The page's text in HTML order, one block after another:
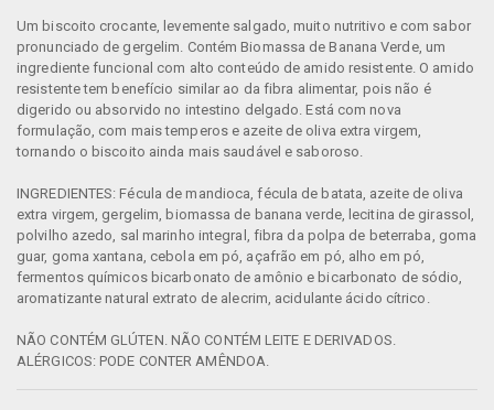
Um biscoito crocante, levemente salgado, muito nutritivo e com sabor
pronunciado de gergelim. Contém Biomassa de Banana Verde, um
ingrediente funcional com alto conteúdo de amido resistente. O amido
resistente tem benefício similar ao da fibra alimentar, pois não é
digerido ou absorvido no intestino delgado. Está com nova
formulação, com mais temperos e azeite de oliva extra virgem,
tornando o biscoito ainda mais saudável e saboroso.
INGREDIENTES: Fécula de mandioca, fécula de batata, azeite de oliva
extra virgem, gergelim, biomassa de banana verde, lecitina de girassol,
polvilho azedo, sal marinho integral, fibra da polpa de beterraba, goma
guar, goma xantana, cebola em pó, açafrão em pó, alho em pó,
fermentos químicos bicarbonato de amônio e bicarbonato de sódio,
aromatizante natural extrato de alecrim, acidulante ácido cítrico.
NÃO CONTÉM GLÚTEN. NÃO CONTÉM LEITE E DERIVADOS.
ALÉRGICOS: PODE CONTER AMÊNDOA.